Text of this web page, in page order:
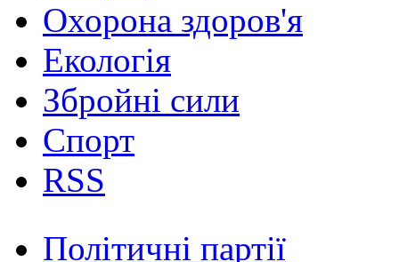
Охорона здоров'я
Екологія
Збройні сили
Спорт
RSS
Політичні партії